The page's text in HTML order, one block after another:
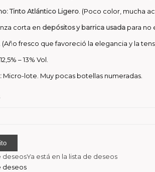
Tinto Atlántico Ligero. (Poco color, mucha
corta en depósitos y barrica usada para no
. (Año fresco que favoreció la elegancia y la
12,5% – 13% Vol.
Micro-lote. Muy pocas botellas numeradas.
deseosYa está en la lista de deseos
deseos